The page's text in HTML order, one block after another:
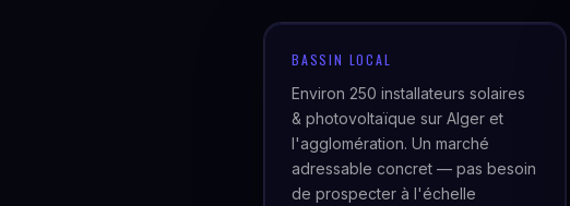
BASSIN LOCAL
Environ 250 installateurs solaires
& photovoltaïque sur Alger et
l'agglomération. Un marché
adressable concret — pas besoin
de prospecter à l'échelle